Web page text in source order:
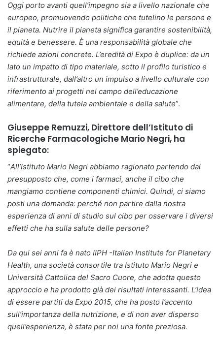
Oggi porto avanti quell’impegno sia a livello nazionale che
europeo, promuovendo politiche che tutelino le persone e
il pianeta. Nutrire il pianeta significa garantire sostenibilità,
equità e benessere. È una responsabilità globale che
richiede azioni concrete. L’eredità di Expo è duplice: da un
lato un impatto di tipo materiale, sotto il profilo turistico e
infrastrutturale, dall’altro un impulso a livello culturale con
riferimento ai progetti nel campo dell’educazione
alimentare, della tutela ambientale e della salute”.
Giuseppe Remuzzi, Direttore dell’Istituto di
Ricerche Farmacologiche Mario Negri, ha
spiegato:
“All’Istituto Mario Negri abbiamo ragionato partendo dal
presupposto che, come i farmaci, anche il cibo che
mangiamo contiene componenti chimici. Quindi, ci siamo
posti una domanda: perché non partire dalla nostra
esperienza di anni di studio sul cibo per osservare i diversi
effetti che ha sulla salute delle persone?
Da qui sei anni fa è nato IIPH -Italian Institute for Planetary
Health, una società consortile tra Istituto Mario Negri e
Università Cattolica del Sacro Cuore, che adotta questo
approccio e ha prodotto già dei risultati interessanti. L’idea
di essere partiti da Expo 2015, che ha posto l’accento
sull’importanza della nutrizione, e di non aver disperso
quell’esperienza, è stata per noi una fonte preziosa.